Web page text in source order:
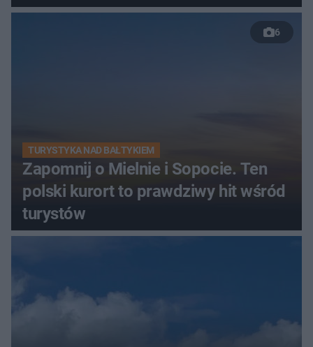
Świętokrzyskich
6
TURYSTYKA NAD BAŁTYKIEM
Zapomnij o Mielnie i Sopocie. Ten
polski kurort to prawdziwy hit wśród
turystów